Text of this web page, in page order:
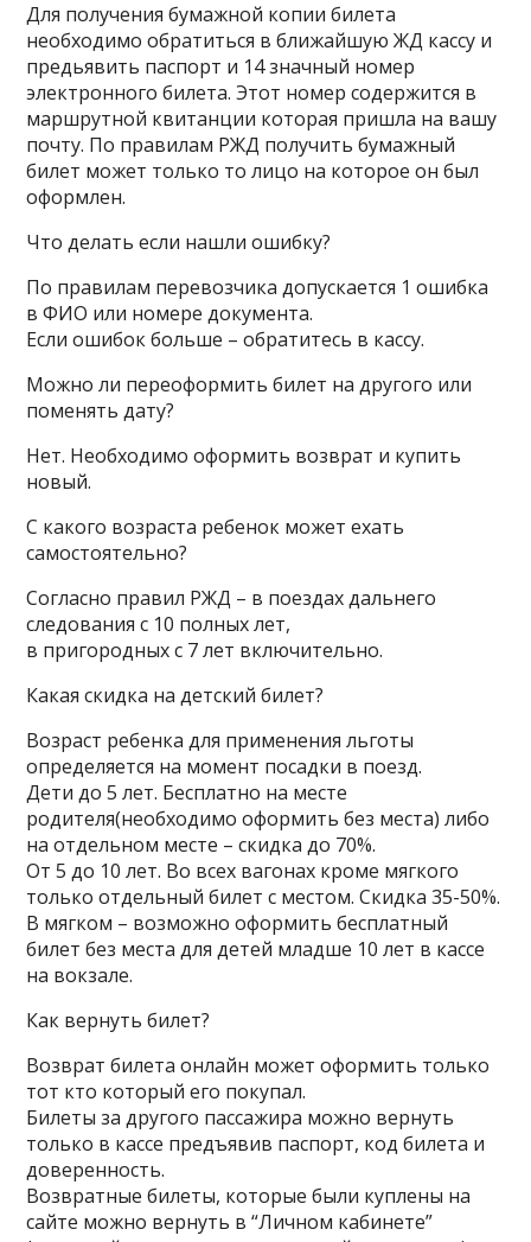
Для получения бумажной копии билета
необходимо обратиться в ближайшую ЖД кассу и
предьявить паспорт и 14 значный номер
электронного билета. Этот номер содержится в
маршрутной квитанции которая пришла на вашу
почту. По правилам РЖД получить бумажный
билет может только то лицо на которое он был
оформлен.
Что делать если нашли ошибку?
По правилам перевозчика допускается 1 ошибка
в ФИО или номере документа.
Если ошибок больше – обратитесь в кассу.
Можно ли переоформить билет на другого или
поменять дату?
Нет. Необходимо оформить возврат и купить
новый.
С какого возраста ребенок может ехать
самостоятельно?
Согласно правил РЖД – в поездах дальнего
следования с 10 полных лет,
в пригородных с 7 лет включительно.
Какая скидка на детский билет?
Возраст ребенка для применения льготы
определяется на момент посадки в поезд.
Дети до 5 лет. Бесплатно на месте
родителя(необходимо оформить без места) либо
на отдельном месте – скидка до 70%.
От 5 до 10 лет. Во всех вагонах кроме мягкого
только отдельный билет с местом. Скидка 35-50%.
В мягком – возможно оформить бесплатный
билет без места для детей младше 10 лет в кассе
на вокзале.
Как вернуть билет?
Возврат билета онлайн может оформить только
тот кто который его покупал.
Билеты за другого пассажира можно вернуть
только в кассе предъявив паспорт, код билета и
доверенность.
Возвратные билеты, которые были куплены на
сайте можно вернуть в “Личном кабинете”